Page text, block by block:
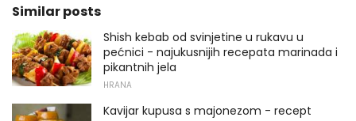
Similar posts
Shish kebab od svinjetine u rukavu u
pećnici - najukusnijih recepata marinada i
pikantnih jela
HRANA
Kavijar kupusa s majonezom - recept